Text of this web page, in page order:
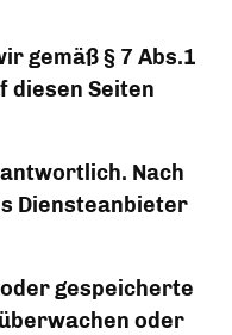
gemäß § 7 Abs.1
diesen Seiten
Nach
Diensteanbieter
gespeicherte
oder